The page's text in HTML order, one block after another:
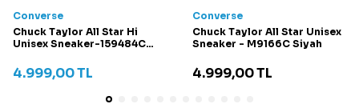
Converse
Chuck Taylor All Star Hi
Unisex Sneaker-159484C
4.999,00TL
Converse
Chuck Taylor All Star Unisex
Sneaker - M9166C Siyah
4.999,00TL